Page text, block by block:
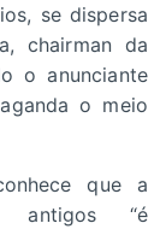
se dispersa
chairman da
o anunciante
o meio
que a
antigos “é